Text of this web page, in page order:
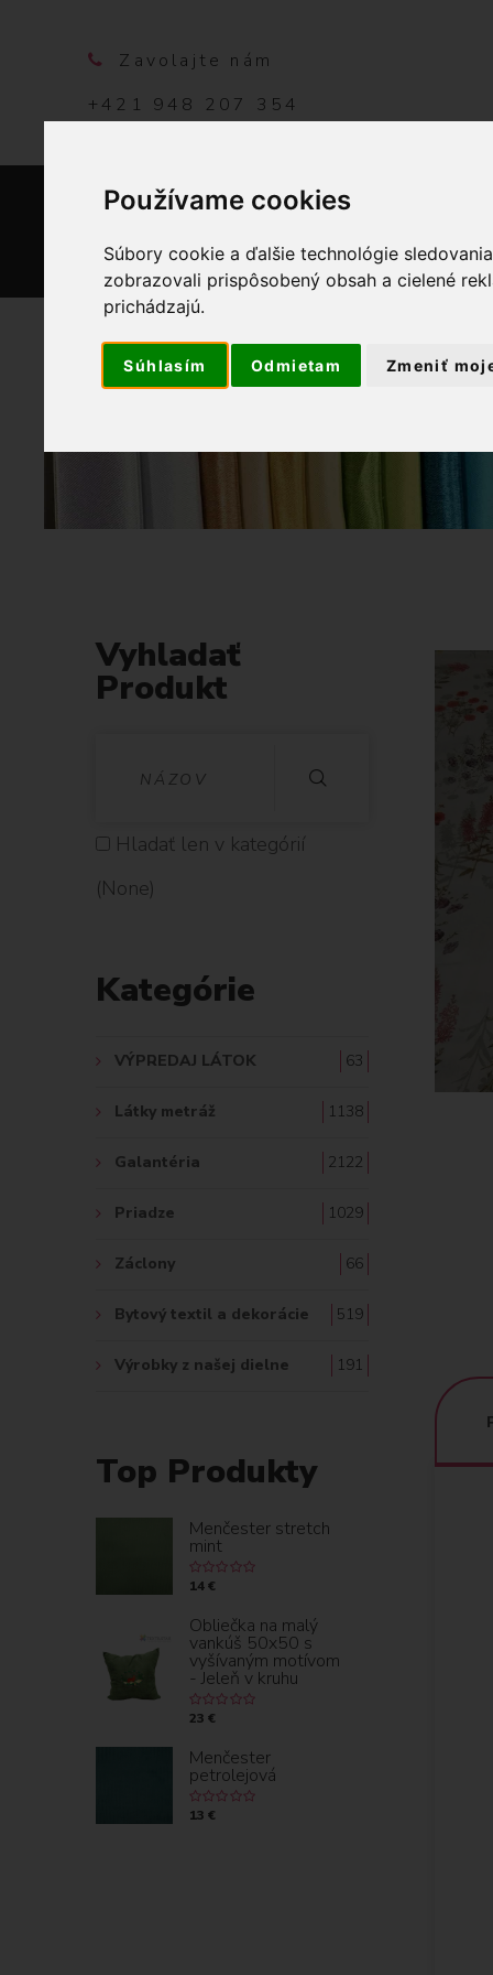
Používame cookies
Súbory cookie a ďalšie technológie
zobrazovali prispôsobený obsah a cielené
prichádzajú.
Súhlasím Odmietam Zmeniť
Zavolajte nám
+421 948 207 354
Vyhladať
Produkt
H
L
D
Ť
:
Hladať len v kategórií
(None)
Kategórie
VÝPREDAJ LÁTOK 63
Látky metráž 1138
Galantéria 2122
Priadze 1029
Záclony 66
Bytový textil a dekorácie 519
Výrobky z našej dielne 191
Top Produkty
Menčester stretch
mint
14 €
Obliečka na malý
vankúš 50x50 s
vyšívaným motívom
- Jeleň v kruhu
23 €
Menčester
petrolejová
13 €